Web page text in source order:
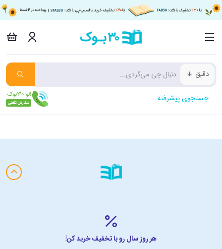
دقیق
جستجوی پیشرفته
هر روز سال رو با تخفیف خرید کن!